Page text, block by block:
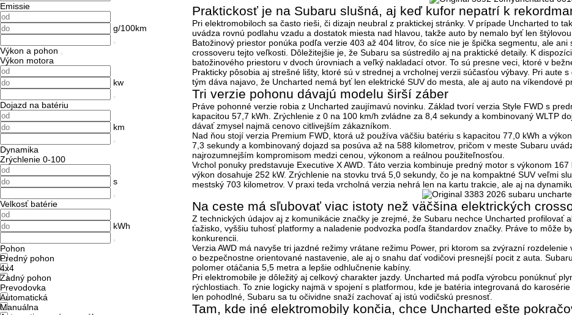
Emissie
g/100km
Výkon a pohon
Výkon motora
kw
Dojazd na batériu
km
Dynamika
Zrýchlenie 0-100
s
Velkosť batérie
kWh
Pohon
Predný pohon
4x4
Zadný pohon
Prevodovka
Automatická
Manuálna
Praktickosť je na Subaru slušná, aj keď kufor nepatrí k
Pri elektromobiloch sa často rieši, či dizajn neubral z praktickej stránky. V prípade Uncharted to
uvádza rovnú podlahu vzadu a dostatok miesta nad hlavou , takže auto by nemalo byť len
Batožinový priestor ponúka podľa verzie 403 až 404 litrov, čo síce nie je špička segmentu, ale
crossoveru tejto veľkosti. Dôležitejšie je, že Subaru sa sústredilo aj na praktické detaily. K
batožinového priestoru v dvoch úrovniach a veľký nakladací otvor. To sú presne veci, ktoré v
Prakticky pôsobia aj strešné lišty, ktoré sú v strednej a vrcholnej verzii súčasťou výbavy. Pri aute
tým dáva najavo, že Uncharted nemá byť len elektrické SUV do mesta, ale aj auto na víkendové
Tri verzie pohonu dávajú modelu širší záber
Práve pohonné verzie robia z Uncharted zaujímavú novinku. Základ tvorí verzia Style FWD s
kapacitou 57,7 kWh . Zrýchlenie z 0 na 100 km/h zvládne za 8,4 sekundy a kombinovaný WLTP
dávať zmysel najmä cenovo citlivejším zákazníkom.
Nad ňou stojí verzia Premium FWD , ktorá už používa väčšiu batériu s kapacitou 77,0 kWh a
7,3 sekundy a kombinovaný dojazd sa posúva až na 588 kilometrov, pričom v meste Subaru
najrozumnejším kompromisom medzi cenou, výkonom a reálnou použiteľnosťou.
Vrchol ponuky predstavuje Executive X AWD . Táto verzia kombinuje predný motor s výkonom 167
výkon dosahuje 252 kW. Zrýchlenie na stovku trvá 5,0 sekundy, čo je na kompaktné SUV veľmi
mestský 703 kilometrov. V praxi teda vrcholná verzia nehrá len na kartu trakcie, ale aj na
Na ceste má sľubovať viac istoty než väčšina elektrických
Z technických údajov aj z komunikácie značky je zrejmé, že Subaru nechce Uncharted profilovať
ťažisko, vyššiu tuhosť platformy a naladenie podvozka podľa štandardov značky. Práve to môže
konkurencii.
Verzia AWD má navyše tri jazdné režimy vrátane režimu Power, pri ktorom sa zvýrazní rozdelenie
o bezpečnostne orientované nastavenie, ale aj o snahu dať vodičovi presnejší pocit z auta.
polomer otáčania 5,5 metra a lepšie odhlučnenie kabíny.
Pri elektromobile je dôležitý aj celkový charakter jazdy. Uncharted má podľa výrobcu ponúknuť
rýchlostiach . To znie logicky najmä v spojení s platformou, kde je batéria integrovaná do
len pohodlné, Subaru sa tu očividne snaží zachovať aj istú vodičskú presnosť.
Tam, kde iné elektromobily končia, chce Uncharted ešte